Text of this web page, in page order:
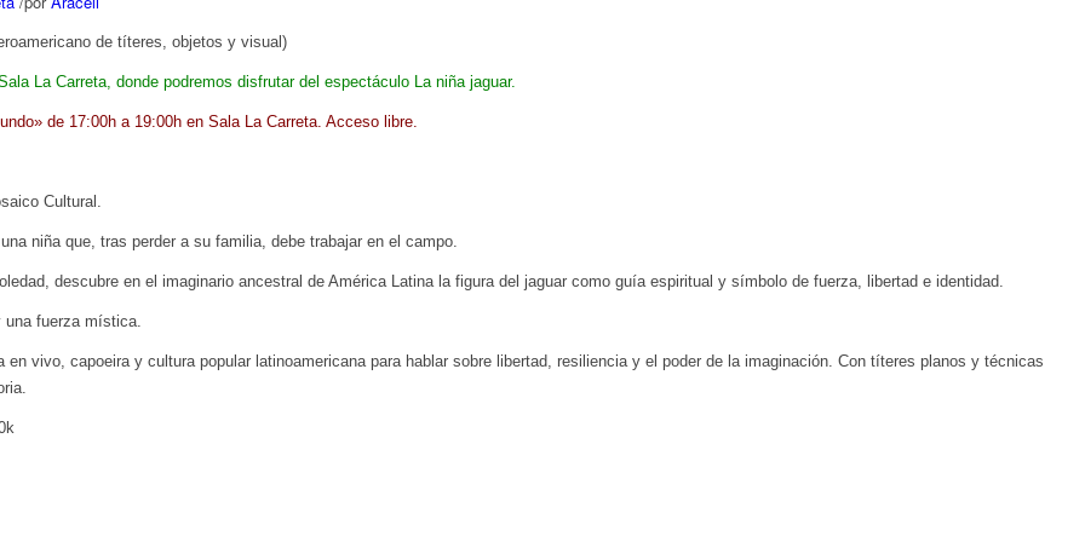
de títeres, objetos y visual)
La Carreta, donde podremos disfrutar del espectáculo La niña jaguar.
de 17:00h a 19:00h en Sala La Carreta. Acceso libre.
Cultural.
niña que, tras perder a su familia, debe trabajar en el campo.
descubre en el imaginario ancestral de América Latina la figura del jaguar como guía espiritual y símbolo de fuerza, libertad e identidad.
una fuerza mística.
vivo, capoeira y cultura popular latinoamericana para hablar sobre libertad, resiliencia y el poder de la imaginación. Con títeres planos y técnicas